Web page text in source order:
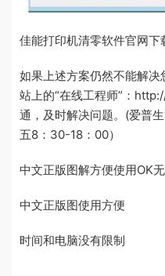
佳能打印机清零软件官网下
如果上述方案仍然不能解
站上的“在线工程师”：
通，及时解决问题。(爱普
五8：30-18：00）
中文正版图解方便使用OK
中文正版图使用方便
时间和电脑没有限制